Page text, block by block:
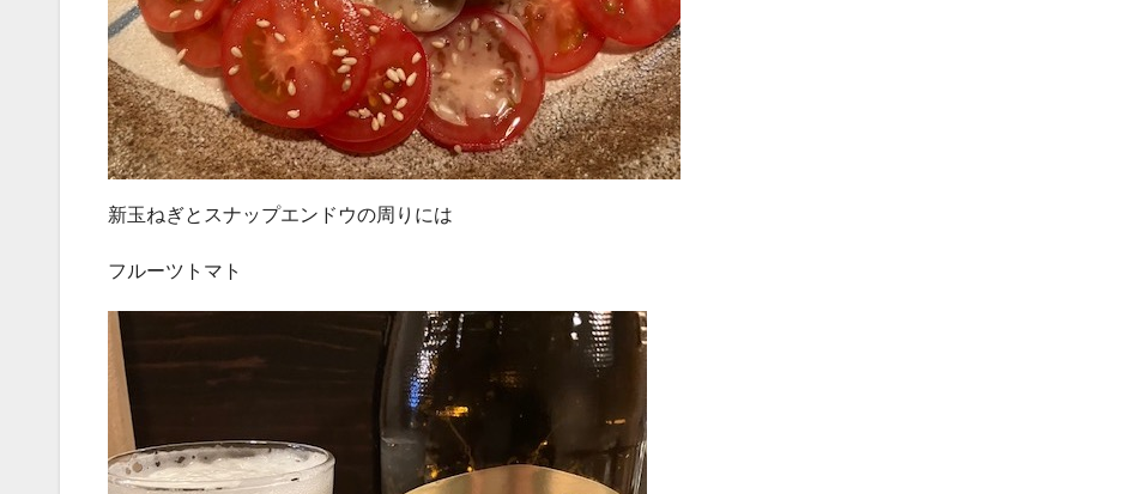
新玉ねぎとスナップエンドウの周りには
フルーツトマト